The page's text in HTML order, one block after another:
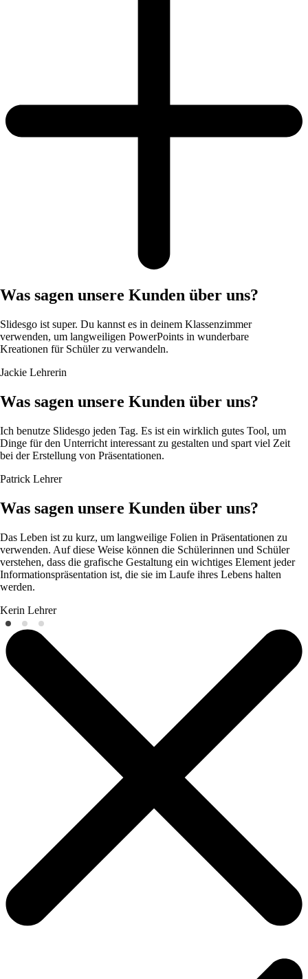
Was sagen unsere Kunden über uns?
Slidesgo ist super. Du kannst es in deinem Klassenzimmer
verwenden, um langweiligen PowerPoints in wunderbare
Kreationen für Schüler zu verwandeln.
Jackie Lehrerin
Was sagen unsere Kunden über uns?
Ich benutze Slidesgo jeden Tag. Es ist ein wirklich gutes Tool, um
Dinge für den Unterricht interessant zu gestalten und spart viel Zeit
bei der Erstellung von Präsentationen.
Patrick Lehrer
Was sagen unsere Kunden über uns?
Das Leben ist zu kurz, um langweilige Folien in Präsentationen zu
verwenden. Auf diese Weise können die Schülerinnen und Schüler
verstehen, dass die grafische Gestaltung ein wichtiges Element jeder
Informationspräsentation ist, die sie im Laufe ihres Lebens halten
werden.
Kerin Lehrer